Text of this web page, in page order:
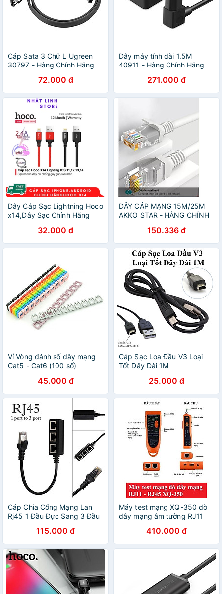
Cáp Sata 3 Chữ L Ugreen
30797 - Hàng Chính Hãng
72.000 đ
Dây máy tính dài 1.5M
40911 - Hàng Chính Hãng
271.000 đ
Dây Cáp Sạc Lightning Hoco
x14,Dây Sạc Chính Hãng
hợp các đời máy iphone 6G
Tới 12promax/
32.000 đ
DÂY CÁP MẠNG 15M/25M
AKKO STAR - HÀNG CHÍNH
150.336 đ
Vỉ Vòng đánh số dây mạng
Cat5 - Cat6 (100 số)
45.000 đ
Cáp Sạc Loa Đầu V3 Loại
Tốt Dây Dài 1M
25.000 đ
Cáp Chia Cổng Mạng Lan
Rj45 1 Đầu Đực Sang 3 Đầu
115.000 đ
Máy test mạng XQ-350 dò
dây mạng âm tường RJ11
410.000 đ